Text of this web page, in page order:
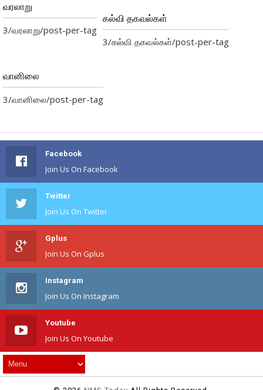
வரலாறு
3/வரலாறு/post-per-tag
கல்வி தகவல்கள்
3/கல்வி தகவல்கள்/post-per-tag
வானிலை
3/வானிலை/post-per-tag
Facebook
Join Us On Facebook
Twitter
Join Us On Twitter
Gplus
Join Us On Gplus
Instagram
Join Us On Instagram
Youtube
Join Us On Youtube